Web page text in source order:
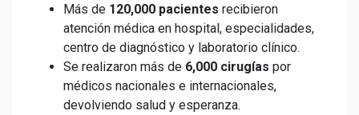
Más de 120,000 pacientes recibieron
atención médica en hospital, especialidades,
centro de diagnóstico y laboratorio clínico.
Se realizaron más de 6,000 cirugías por
médicos nacionales e internacionales,
devolviendo salud y esperanza.